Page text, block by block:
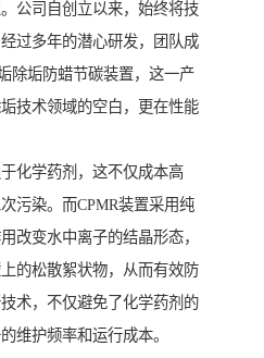
公司自创立以来，始终将技
过多年的潜心研发，团队成
除垢防蜡节碳装置，这一产
技术领域的空白，更在性能
化学药剂，这不仅成本高
污染。而CPMR装置采用纯
改变水中离子的结晶形态，
的松散絮状物，从而有效防
术，不仅避免了化学药剂的
维护频率和运行成本。